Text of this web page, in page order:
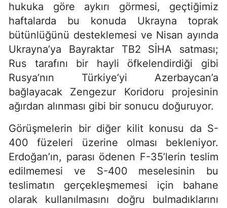
hukuka göre aykırı görmesi, geçtiğimiz
haftalarda bu konuda Ukrayna toprak
bütünlüğünü desteklemesi ve Nisan ayında
Ukrayna’ya Bayraktar TB2 SİHA satması;
Rus tarafını bir hayli öfkelendirdiği gibi
Rusya’nın Türkiye’yi Azerbaycan’a
bağlayacak Zengezur Koridoru projesinin
ağırdan alınması gibi bir sonucu doğuruyor.
Görüşmelerin bir diğer kilit konusu da S-
400 füzeleri üzerine olması bekleniyor.
Erdoğan’ın, parası ödenen F-35’lerin teslim
edilmemesi ve S-400 meselesinin bu
teslimatın gerçekleşmemesi için bahane
olarak kullanılmasını doğru bulmadıklarını